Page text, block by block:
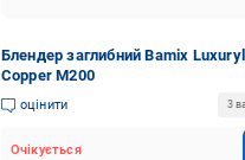
Блендер заглибний Bamix
Copper M200
оцінити 3
Очікується